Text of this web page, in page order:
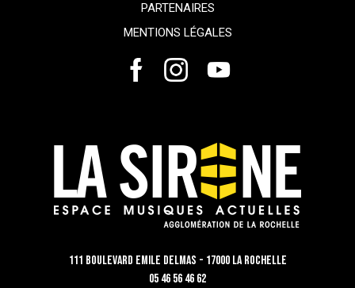
PARTENAIRES
MENTIONS LÉGALES
111 Boulevard Emile Delmas - 17000 La Rochelle
05 46 56 46 62